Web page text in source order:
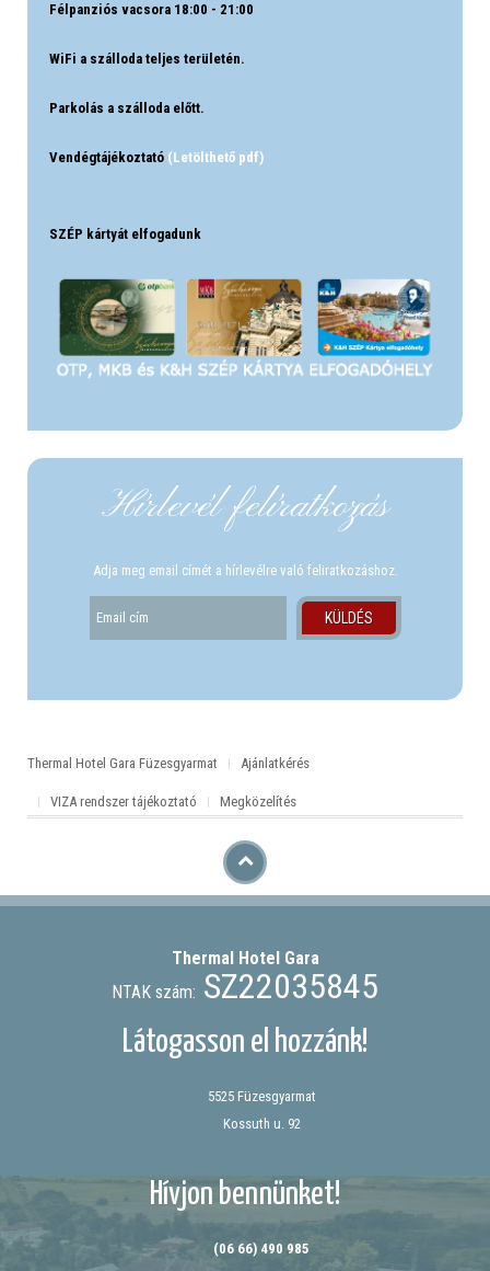
Félpanziós vacsora 18:00 - 21:00
WiFi a szálloda teljes területén.
Parkolás a szálloda előtt.
Vendégtájékoztató (Letölthető pdf)
SZÉP kártyát elfogadunk
Hírlevél felíratkozás
Adja meg email címét a hírlevélre való feliratkozáshoz.
Thermal Hotel Gara Füzesgyarmat Ajánlatkérés
VIZA rendszer tájékoztató Megközelítés
Thermal Hotel Gara
NTAK szám: SZ22035845
Látogasson el hozzánk!
5525 Füzesgyarmat
Kossuth u. 92
Hívjon bennünket!
(06 66) 490 985